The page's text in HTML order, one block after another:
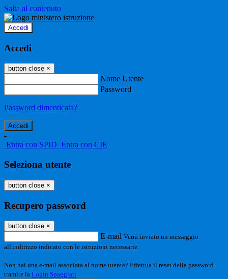
Salta al contenuto
Accedi
Accedi
button close ×
Nome Utente
Password
Password dimenticata?
-
Entra con SPID Entra con CIE
Seleziona utente
button close ×
Recupero password
button close ×
E-mail Verrà inviato un messaggio
all'indirizzo indicato con le istruzioni necessarie.
Non hai una e-mail associata al nome utente? Effettua il reset della password
tramite la Login Spaggiari